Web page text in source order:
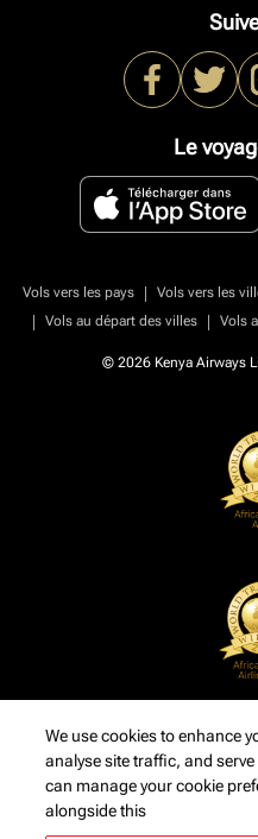
Le
Vols vers les pays | Vols vers les
|
Vols au départ des villes | Vols
© 2026 Kenya Airways
We use cookies to enhance
analyse site traffic, and
can manage your cookie
alongside this